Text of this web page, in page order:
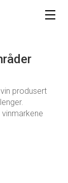
produsert